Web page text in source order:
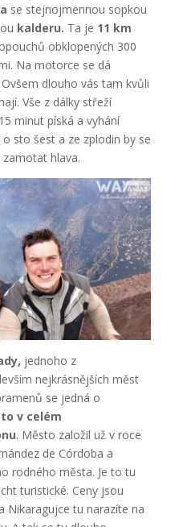
se stejnojmennou sopkou
kalderu. Ta je 11 km
obklopených 300
Na motorce se dá
dlouho vás tam kvůli
Vše z dálky střeží
minut píská a vyhání
sto šest a ze zplodin by se
hlava.
jednoho z
nejkrásnějších měst
se jedná o
v celém
. Město založil už v roce
de Córdoba a
rodného města. Je to tu
turistické. Ceny jsou
Nikaragujce tu narazíte na